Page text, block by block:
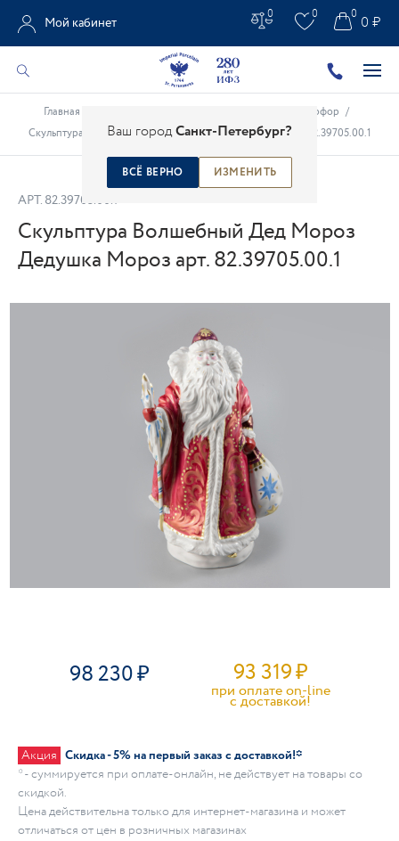
Ваш городСанкт-Петербург?
ВСЁ ВЕРНО ИЗМЕНИТЬ
Мой кабинет
0 0 0 ₽
0
Главная Рождественский и новогодний фарфор /
Скульптура Волшебный Дед Мороз Дедушка Мороз арт. 82.39705.00.1
АРТ. 82.39705.00.1
Скульптура Волшебный Дед Мороз
Дедушка Мороз арт. 82.39705.00.1
98 230 93 319₽
при оплате on-line
c доставкой!
Акция Скидка - 5% на первый заказ с доставкой!*
* - суммируется при оплате-онлайн, не действует на товары со
скидкой.
Цена действительна только для интернет-магазина и может
отличаться от цен в розничных магазинах